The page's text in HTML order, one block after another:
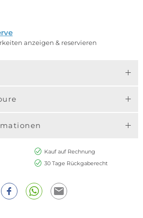
anzeigen & reservieren
Kauf auf Rechnung
30 Tage Rückgaberecht